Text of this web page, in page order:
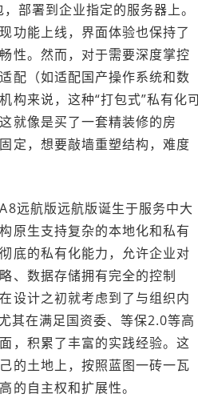
部署到企业指定的服务器上。
功能上线，界面体验也保持了
性。然而，对于需要深度掌控
配（如适配国产操作系统和数
构来说，这种“打包式”私有化
就像是买了一套精装修的房
定，想要敲墙重塑结构，难度
远航版远航版诞生于服务中大
原生支持复杂的本地化和私有
底的私有化能力，允许企业对
、数据存储拥有完全的控制
设计之初就考虑到了与组织内
其在满足国资委、等保2.0等高
，积累了丰富的实践经验。这
的土地上，按照蓝图一砖一瓦
的自主权和扩展性。